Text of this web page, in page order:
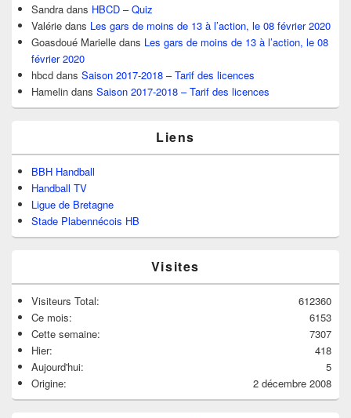
Sandra dans HBCD – Quiz
Valérie dans Les gars de moins de 13 à l’action, le 08 février 2020
Goasdoué Marielle dans Les gars de moins de 13 à l’action, le 08
février 2020
hbcd dans Saison 2017-2018 – Tarif des licences
Hamelin dans Saison 2017-2018 – Tarif des licences
Liens
BBH Handball
Handball TV
Ligue de Bretagne
Stade Plabennécois HB
Visites
612360
Visiteurs Total:
6153
Ce mois:
7307
Cette semaine:
418
Hier:
5
Aujourd'hui:
2 décembre 2008
Origine: